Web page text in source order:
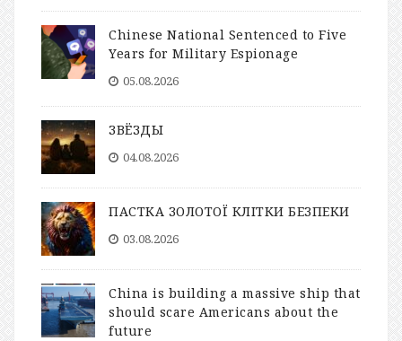
Chinese National Sentenced to Five
Years for Military Espionage
05.08.2026
ЗВЁЗДЫ
04.08.2026
ПАСТКА ЗОЛОТОЇ КЛІТКИ БЕЗПЕКИ
03.08.2026
China is building a massive ship that
should scare Americans about the
future